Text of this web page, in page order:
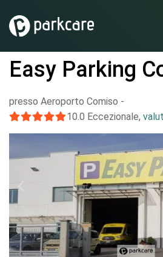
Easy Parking
presso Aeroporto Comiso -
10.0 Eccezionale,